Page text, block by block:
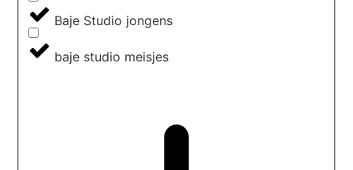
Baje Studio jongens
baje studio meisjes